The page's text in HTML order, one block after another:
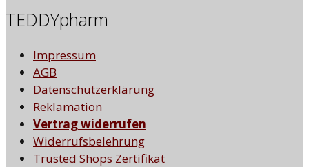
TEDDYpharm
Impressum
AGB
Datenschutzerklärung
Reklamation
Vertrag widerrufen
Widerrufsbelehrung
Trusted Shops Zertifikat